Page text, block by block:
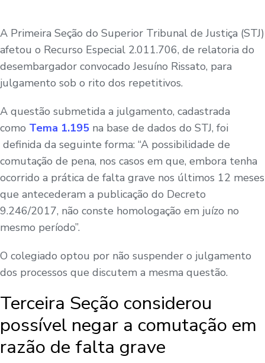
A Primeira Seção do Superior Tribunal de Justiça (STJ)
afetou o Recurso Especial 2.011.706, de relatoria do
desembargador convocadoJesuíno Rissato, para
julgamento sob o rito dos repetitivos.
A questão submetida a julgamento, cadastrada
como Tema 1.195 na base de dados do STJ, foi
definida da seguinte forma: “A possibilidade de
comutação de pena, nos casos em que, embora tenha
ocorrido a prática de falta grave nos últimos 12 meses
que antecederam a publicação do Decreto
9.246/2017, não conste homologação em juízo no
mesmo período”.
O colegiado optou por não suspender o julgamento
dos processos que discutem a mesma questão.
Terceira Seção considerou
possível negar a comutação em
razão de falta grave